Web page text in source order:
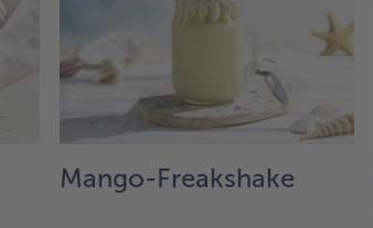
Mango-Freakshake